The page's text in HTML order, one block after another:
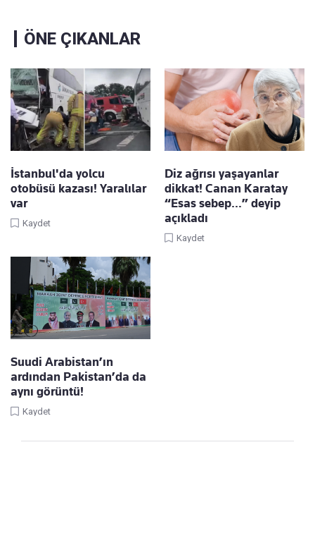
ÖNE ÇIKANLAR
İstanbul'da yolcu
otobüsü kazası! Yaralılar
var
Kaydet
Diz ağrısı yaşayanlar
dikkat! Canan Karatay
“Esas sebep…” deyip
açıkladı
Kaydet
Suudi Arabistan’ın
ardından Pakistan’da da
aynı görüntü!
Kaydet